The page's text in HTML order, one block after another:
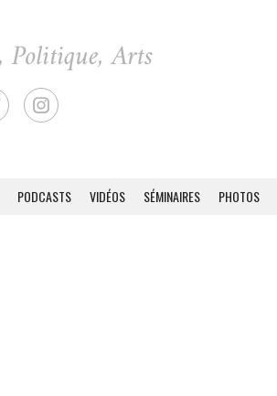
PODCASTS VIDÉOS SÉMINAIRES PHOTOS